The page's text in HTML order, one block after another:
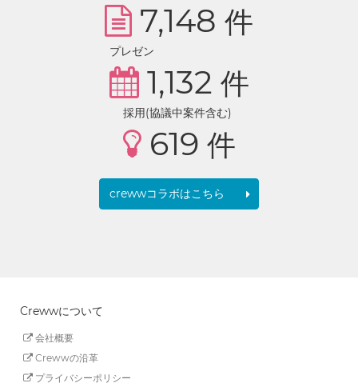
7,148 件
プレゼン
1,132 件
採用(協議中案件含む)
619 件
crewwコラボはこちら
Crewwについて
会社概要
Crewwの沿革
プライバシーポリシー